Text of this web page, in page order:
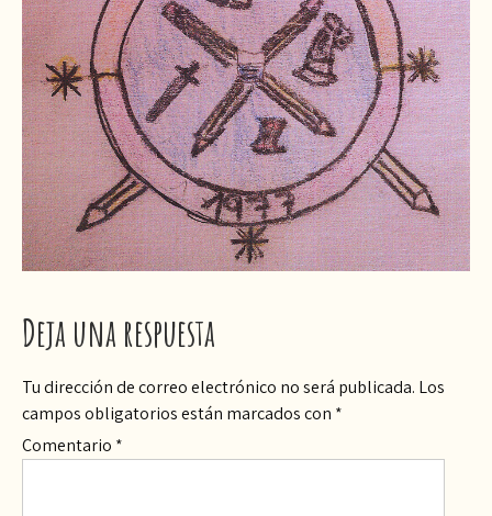
Deja una respuesta
Tu dirección de correo electrónico no será publicada. Los
campos obligatorios están marcados con *
Comentario *